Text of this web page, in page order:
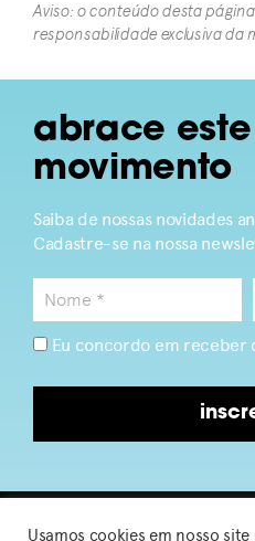
Aviso: o conteúdo desta
responsabilidade exclusiva da
abrace este
movimento
Saiba de nossas novidades
Cadastre-se na nossa
Eu concordo em receber
Usamos cookies em nosso